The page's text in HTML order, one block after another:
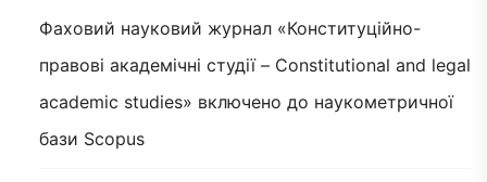
Фаховий науковий журнал «Конституційно-
правові академічні студії – Constitutional and legal
academic studies» включено до наукометричної
бази Scopus